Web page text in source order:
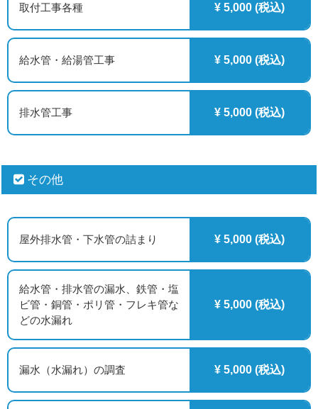
取付工事各種 ¥ 5,000 (税込)
給水管・給湯管工事 ¥ 5,000 (税込)
排水管工事 ¥ 5,000 (税込)
その他
屋外排水管・下水管の詰まり ¥ 5,000 (税込)
給水管・排水管の漏水、鉄管・塩
ビ管・銅管・ポリ管・フレキ管な
どの水漏れ
¥ 5,000 (税込)
漏水（水漏れ）の調査 ¥ 5,000 (税込)